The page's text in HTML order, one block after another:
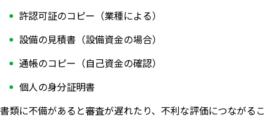
許認可証のコピー（業種による）
設備の見積書（設備資金の場合）
通帳のコピー（自己資金の確認）
個人の身分証明書
書類に不備があると審査が遅れたり、不利な評価につながる